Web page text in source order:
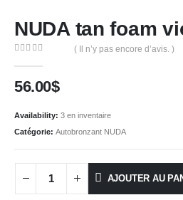
NUDA tan foam
( Il n’y pas encore d’avis. )
56.00$
Availability: 3 en inventaire
Catégorie: Autobronzant NUDA
AJOUTER AU